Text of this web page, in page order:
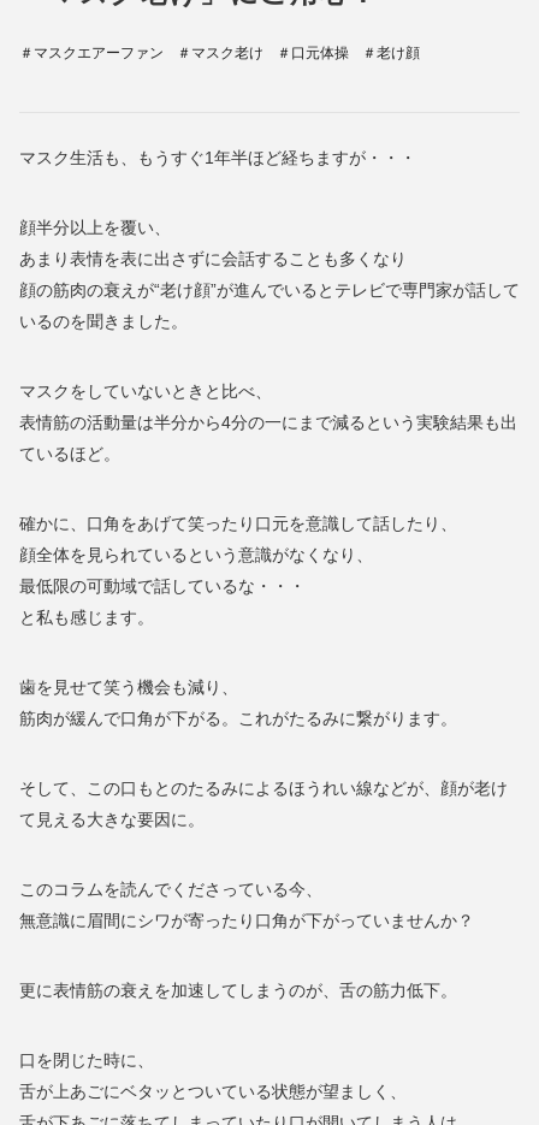
＃マスクエアーファン ＃マスク老け ＃口元体操 ＃老け顔
マスク生活も、もうすぐ1年半ほど経ちますが・・・
顔半分以上を覆い、
あまり表情を表に出さずに会話することも多くなり
顔の筋肉の衰えが“老け顔”が進んでいるとテレビで専門家が話して
いるのを聞きました。
マスクをしていないときと比べ、
表情筋の活動量は半分から4分の一にまで減るという実験結果も出
ているほど。
確かに、口角をあげて笑ったり口元を意識して話したり、
顔全体を見られているという意識がなくなり、
最低限の可動域で話しているな・・・
と私も感じます。
歯を見せて笑う機会も減り、
筋肉が緩んで口角が下がる。これがたるみに繋がります。
そして、この口もとのたるみによるほうれい線などが、顔が老け
て見える大きな要因に。
このコラムを読んでくださっている今、
無意識に眉間にシワが寄ったり口角が下がっていませんか？
更に表情筋の衰えを加速してしまうのが、舌の筋力低下。
口を閉じた時に、
舌が上あごにベタッとついている状態が望ましく、